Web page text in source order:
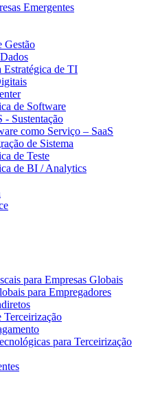
Emergentes
Gestão
Estratégica de TI
de Software
- Sustentação
como Serviço – SaaS
de Sistema
de Teste
de BI / Analytics
para Empresas Globais
para Empregadores
Terceirização
para Terceirização